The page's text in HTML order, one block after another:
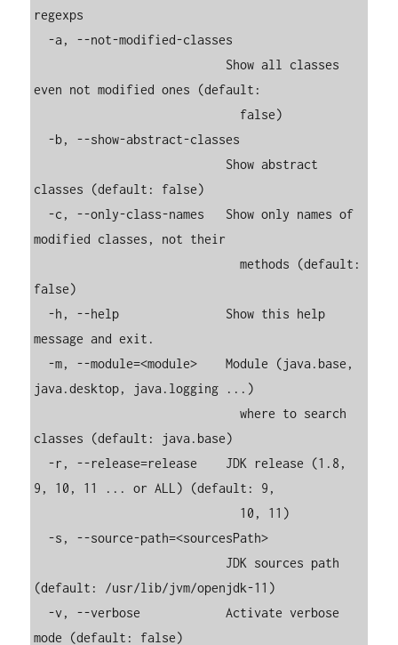
regexps
even not modified ones (default:
classes (default: false)
modified classes, not their
                             methods (default:
false)
message and exit.
java.desktop, java.logging ...)
                             where to search
classes (default: java.base)
9, 10, 11 ... or ALL) (default: 9,
(default: /usr/lib/jvm/openjdk-11)
mode (default: false)